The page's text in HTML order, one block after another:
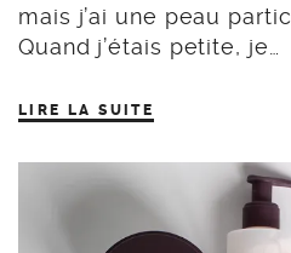
mais j’ai une peau
Quand j’étais petite, je…
LIRE LA SUITE